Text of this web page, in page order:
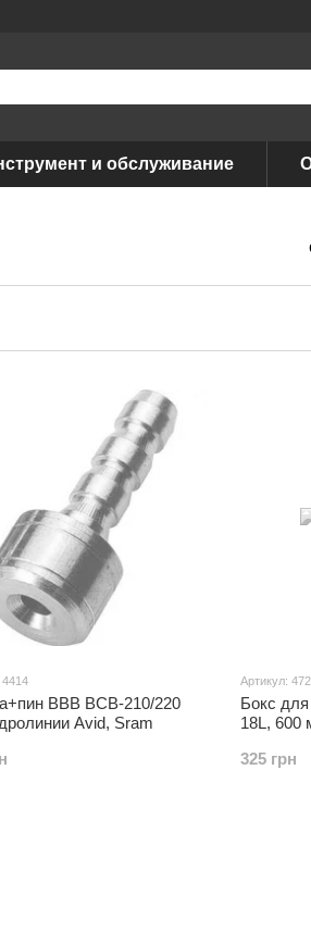
и обслуживание
4414
BBB BCB-210/220
Avid, Sram
Артикул:
Бокс
18L, 600
325 грн